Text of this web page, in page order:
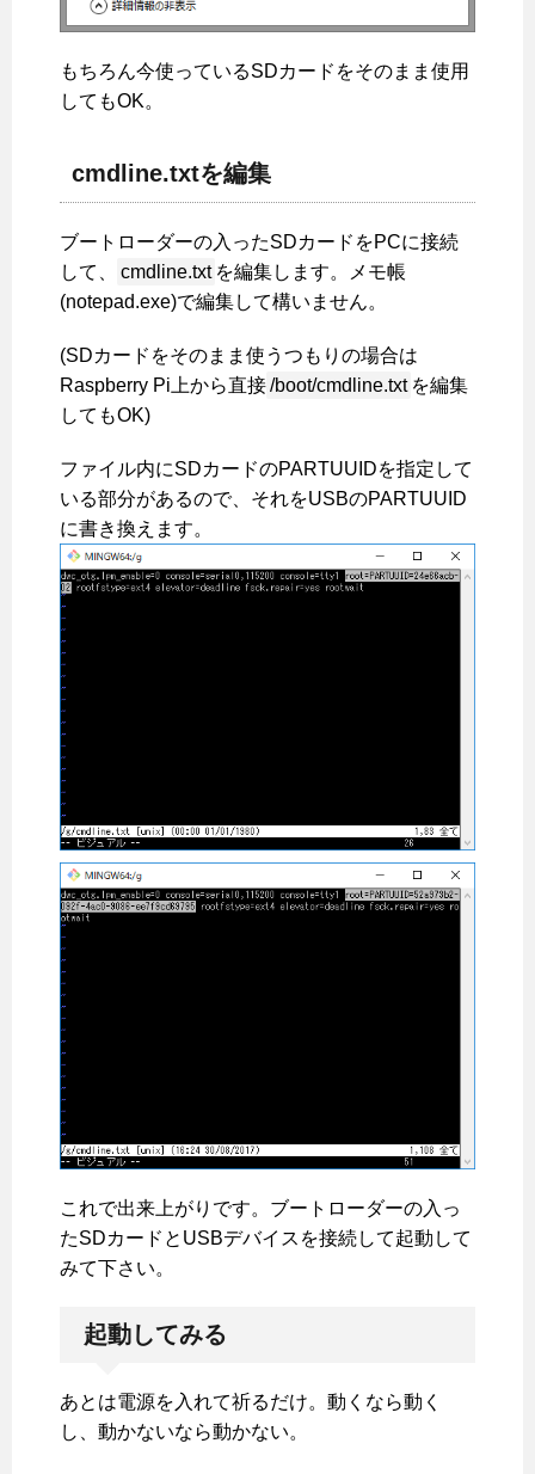
もちろん今使っているSDカードをそのまま使用
してもOK。
cmdline.txtを編集
ブートローダーの入ったSDカードをPCに接続
して、
cmdline.txt を編集します。メモ帳
(notepad.exe)で編集して構いません。
(SDカードをそのまま使うつもりの場合は
Raspberry Pi上から直接/boot/cmdline.txt を編集
してもOK)
ファイル内にSDカードのPARTUUIDを指定して
いる部分があるので、それをUSBのPARTUUID
に書き換えます。
これで出来上がりです。ブートローダーの入っ
たSDカードとUSBデバイスを接続して起動して
みて下さい。
起動してみる
あとは電源を入れて祈るだけ。動くなら動く
し、動かないなら動かない。